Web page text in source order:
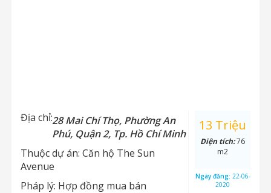
Địa chỉ:28 Mai Chí Thọ, Phường An
Phú, Quận 2, Tp. Hồ Chí Minh
Thuộc dự án: Căn hộ The Sun
Avenue
Pháp lý: Hợp đồng mua bán
13 Triệu
Diện tích:76
m2
Ngày đăng: 22-06-
2020